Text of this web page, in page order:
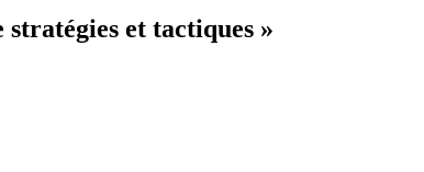
et tactiques »